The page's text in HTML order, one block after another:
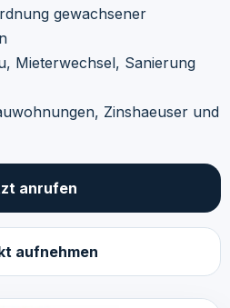
gewachsener
Mieterwechsel, Sanierung
Zinshaeuser und
anrufen
aufnehmen